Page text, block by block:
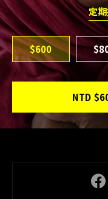
定
$600
NTD
頁尾社交連結